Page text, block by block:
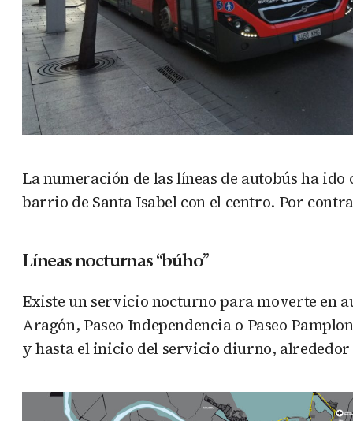
La numeración de las líneas de autobús ha
barrio de Santa Isabel con el centro. Por
Líneas nocturnas “búho”
Existe un servicio nocturno para moverte en
Aragón, Paseo Independencia o Paseo
y hasta el inicio del servicio diurno, alrededor